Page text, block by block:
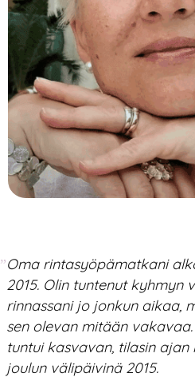
”Oma rintasyöpämatkani
2015. Olin tuntenut kyhmyn
rinnassani jo jonkun aikaa,
sen olevan mitään
tuntui kasvavan, tilasin
joulun välipäivinä 2015.